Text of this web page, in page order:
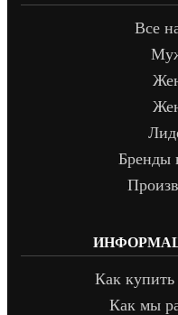
Все
Бренды
Как купить
Как мы